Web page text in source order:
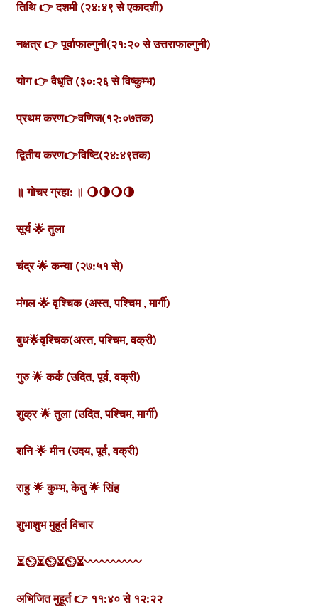
तिथि 👉 दशमी (२४:४९ सेएकादशी)
नक्षत्र 👉 पूर्वाफाल्गुनी(२१:२० से उत्तराफाल्गुनी)
योग 👉 वैधृति (३०:२६ सेविष्कुम्भ)
प्रथम करण👉वणिज(१२:०७तक)
द्वितीय करण👉विष्टि(२४:४९तक)
॥ गोचर ग्रहा: ॥ 🌖🌗🌖🌗
सूर्य 🌟 तुला
चंद्र 🌟 कन्या (२७:५१ से)
मंगल 🌟 वृश्चिक(अस्त, पश्चिम , मार्गी)
बुध🌟वृश्चिक(अस्त, पश्चिम, वक्री)
गुरु 🌟 कर्क (उदित, पूर्व, वक्री)
शुक्र 🌟 तुला (उदित, पश्चिम, मार्गी)
शनि 🌟 मीन (उदय, पूर्व, वक्री)
राहु 🌟 कुम्भ,केतु 🌟 सिंह
शुभाशुभ मुहूर्त विचार
⏳⏲⏳⏲⏳⏲⏳〰️〰️〰️〰️〰️
अभिजित मुहूर्त 👉 ११:४० से १२:२२